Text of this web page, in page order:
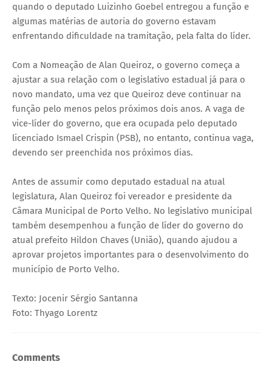
quando o deputado Luizinho Goebel entregou a função e
algumas matérias de autoria do governo estavam
enfrentando dificuldade na tramitação, pela falta do líder.
Com a Nomeação de Alan Queiroz, o governo começa a
ajustar a sua relação com o legislativo estadual já para o
novo mandato, uma vez que Queiroz deve continuar na
função pelo menos pelos próximos dois anos. A vaga de
vice-líder do governo, que era ocupada pelo deputado
licenciado Ismael Crispin (PSB), no entanto, continua vaga,
devendo ser preenchida nos próximos dias.
Antes de assumir como deputado estadual na atual
legislatura, Alan Queiroz foi vereador e presidente da
Câmara Municipal de Porto Velho. No legislativo municipal
também desempenhou a função de líder do governo do
atual prefeito Hildon Chaves (União), quando ajudou a
aprovar projetos importantes para o desenvolvimento do
município de Porto Velho.
Texto: Jocenir Sérgio Santanna
Foto: Thyago Lorentz
Comments